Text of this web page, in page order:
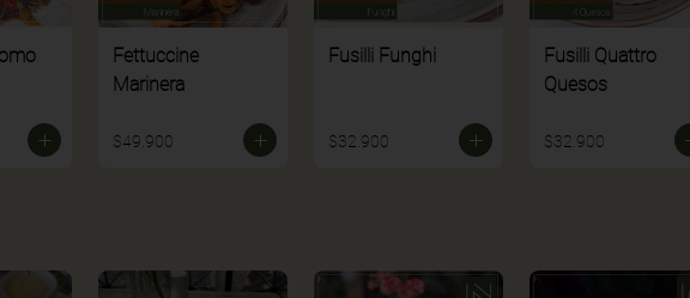
Fettuccine
Marinera
$49.900
Fusilli Funghi
$32.900
Fusilli Quattro
Quesos
$32.900